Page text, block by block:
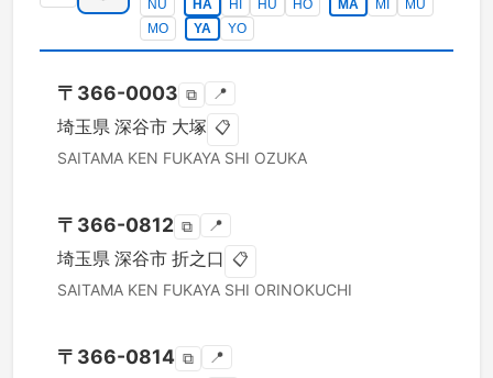
NU
HA HI HU HO MA MI
MU
MO
YA YO
〒 366-0003 ⧉ 📍
埼玉県 深谷市 大塚 📋
SAITAMA KEN FUKAYA SHI OZUKA
〒 366-0812 ⧉ 📍
埼玉県 深谷市 折之口 📋
SAITAMA KEN FUKAYA SHI ORINOKUCHI
〒 366-0814 ⧉ 📍